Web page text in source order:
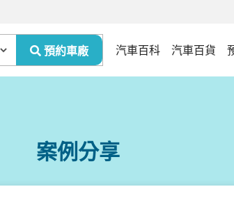
汽車百科 汽車百貨
案例分享